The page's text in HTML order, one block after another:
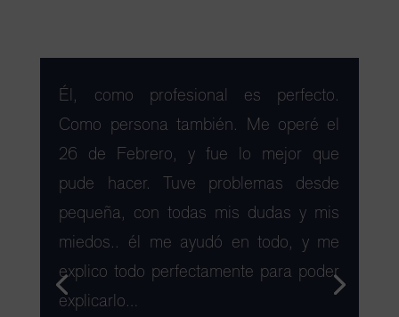
Él, como profesional es perfecto.
Como persona también. Me operé el
26 de Febrero, y fue lo mejor que
pude hacer. Tuve problemas desde
pequeña, con todas mis dudas y mis
miedos.. él me ayudó en todo, y me
explico todo perfectamente para poder
explicarlo…